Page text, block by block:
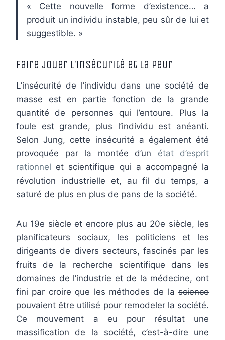
« Cette nouvelle forme d’existence… a
produit un individu instable, peu sûr de lui et
suggestible. »
Faire jouer l’insécurité et la peur
L’insécurité de l’individu dans une société de
masse est en partie fonction de la grande
quantité de personnes qui l’entoure. Plus la
foule est grande, plus l’individu est anéanti.
Selon Jung, cette insécurité a également été
provoquée par la montée d’un état d’esprit
rationnel et scientifique qui a accompagné la
révolution industrielle et, au fil du temps, a
saturé de plus en plus de pans de la société.
Au 19e siècle et encore plus au 20e siècle, les
planificateurs sociaux, les politiciens et les
dirigeants de divers secteurs, fascinés par les
fruits de la recherche scientifique dans les
domaines de l’industrie et de la médecine, ont
fini par croire que les méthodes de la science
pouvaient être utilisé pour remodeler la société.
Ce mouvement a eu pour résultat une
massification de la société, c’est-à-dire une